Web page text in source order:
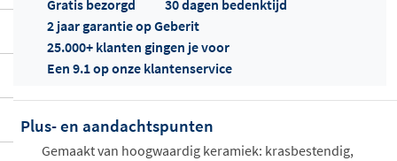
Offertes
ophalen...
Gratis bezorgd
30 dagen bedenktijd
2 jaar garantie op Geberit
25.000+ klanten gingen je voor
Een 9.1 op onze klantenservice
Plus- en aandachtspunten
Gemaakt van hoogwaardig keramiek: krasbestendig,